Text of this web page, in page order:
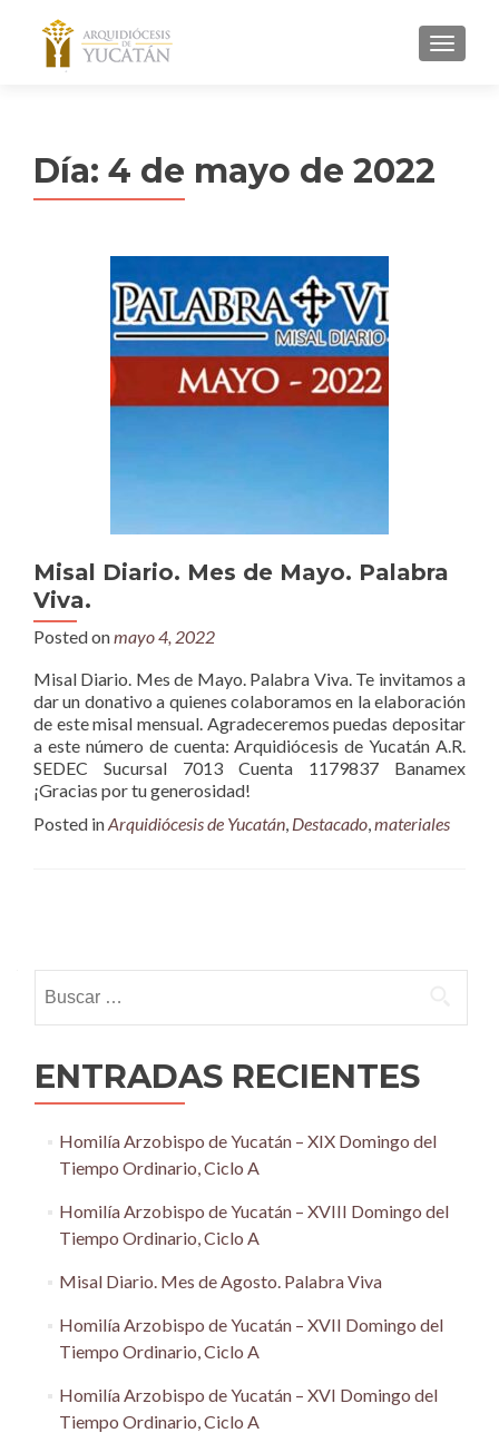
MENU
Día: 4 de mayo de 2022
Misal Diario. Mes de Mayo. Palabra
Viva.
Posted onmayo 4, 2022
Misal Diario. Mes de Mayo. Palabra Viva. Te invitamos a
dar un donativo a quienes colaboramos en la elaboración
de este misal mensual. Agradeceremos puedas depositar
a este número de cuenta: Arquidiócesis de Yucatán A.R.
SEDEC Sucursal 7013 Cuenta 1179837 Banamex
¡Gracias por tu generosidad!
Posted inArquidiócesis de Yucatán, Destacado,materiales
navigation
ENTRADAS RECIENTES
Homilía Arzobispo de Yucatán – XIX Domingo del
Tiempo Ordinario, Ciclo A
Homilía Arzobispo de Yucatán – XVIII Domingo del
Tiempo Ordinario, Ciclo A
Misal Diario. Mes de Agosto. Palabra Viva
Homilía Arzobispo de Yucatán – XVII Domingo del
Tiempo Ordinario, Ciclo A
Homilía Arzobispo de Yucatán – XVI Domingo del
Tiempo Ordinario, Ciclo A